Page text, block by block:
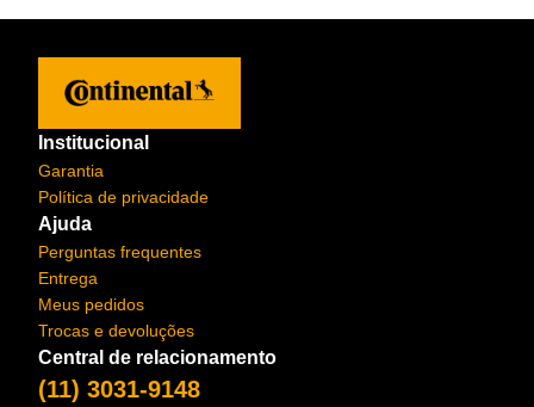
Institucional
Garantia
Política de privacidade
Ajuda
Perguntas frequentes
Entrega
Meus pedidos
Trocas e devoluções
Central de relacionamento
(11) 3031-9148